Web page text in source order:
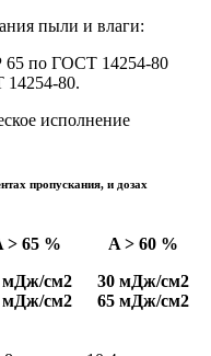
пыли и влаги:
65 по ГОСТ 14254-80
80.
исполнение
пропускания, и дозах
> 65 %
мДж/см2
мДж/см2
A > 60 %
30 мДж/см2
65 мДж/см2